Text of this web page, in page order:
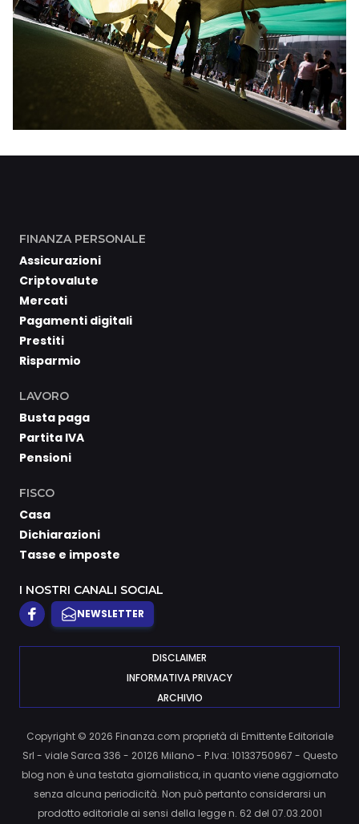
FINANZA PERSONALE
Assicurazioni
Criptovalute
Mercati
Pagamenti digitali
Prestiti
Risparmio
LAVORO
Busta paga
Partita IVA
Pensioni
FISCO
Casa
Dichiarazioni
Tasse e imposte
I NOSTRI CANALI SOCIAL
NEWSLETTER
DISCLAIMER
INFORMATIVA PRIVACY
ARCHIVIO
Copyright © 2026 Finanza.com proprietà di Emittente Editoriale
Srl - viale Sarca 336 - 20126 Milano - P.Iva: 10133750967 - Questo
blog non è una testata giornalistica, in quanto viene aggiornato
senza alcuna periodicità. Non può pertanto considerarsi un
prodotto editoriale ai sensi della legge n. 62 del 07.03.2001